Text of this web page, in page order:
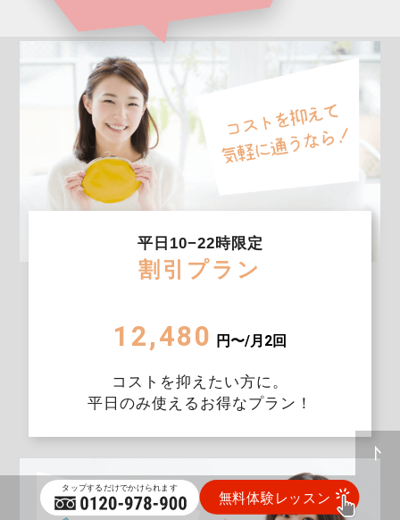
平日10−22時限定
割引プラン
12,480 円〜/月2回
コストを抑えたい方に。
平日のみ使えるお得なプラン！